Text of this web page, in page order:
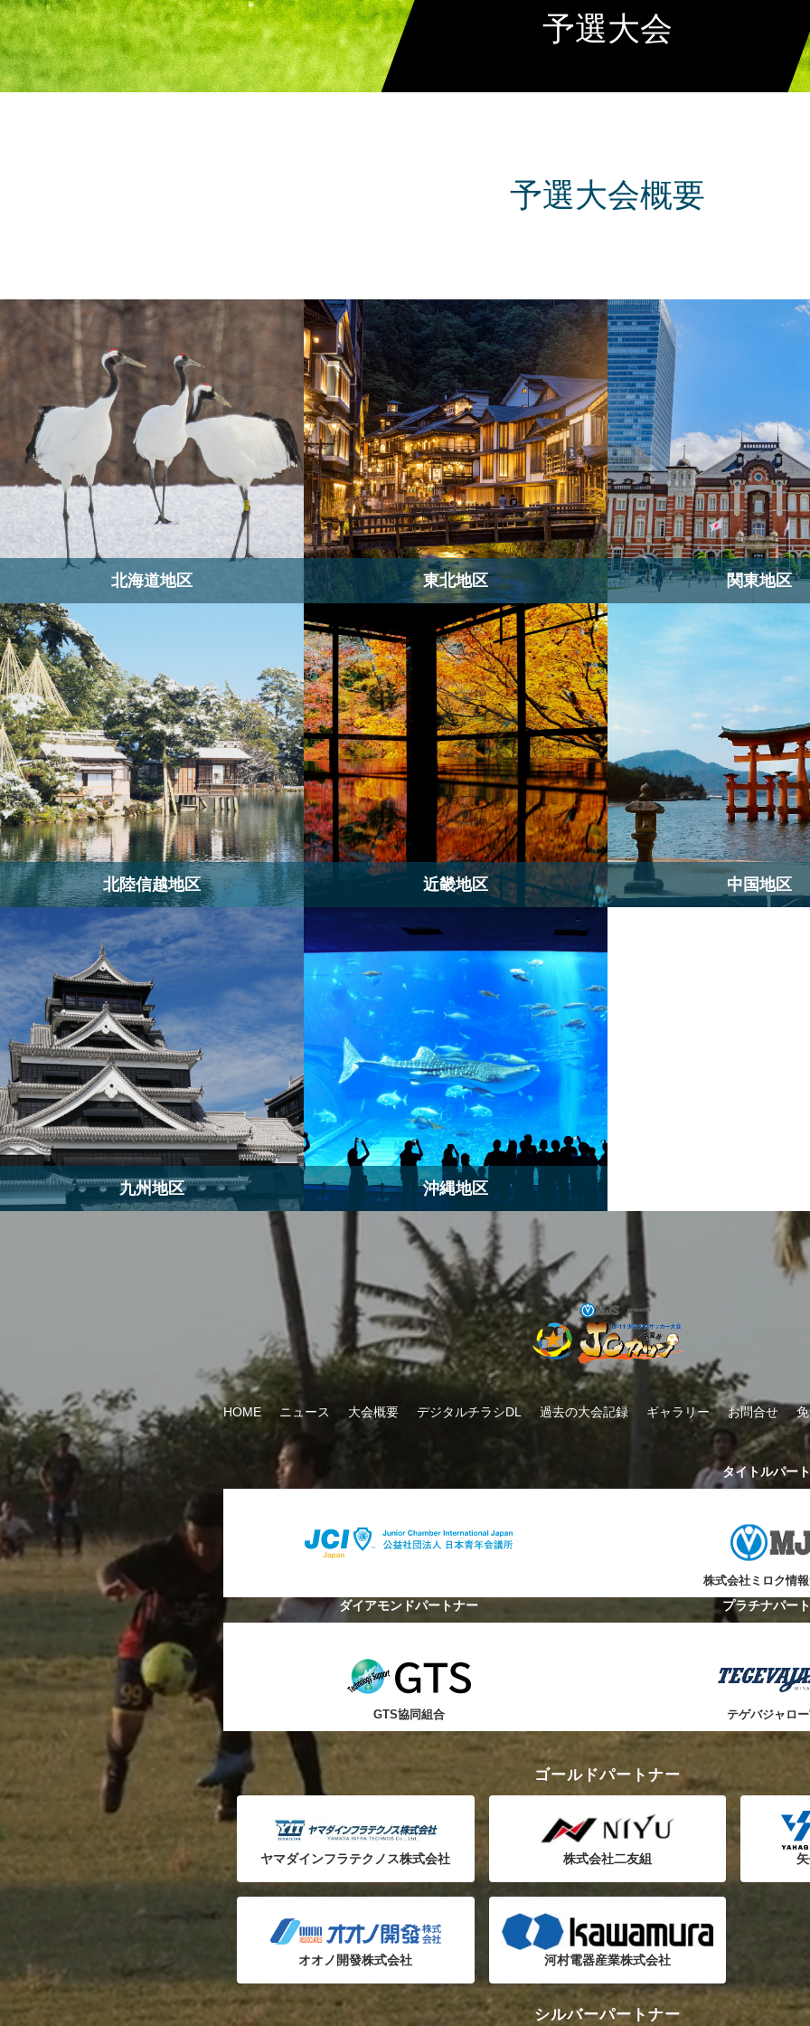
予選大会
予選大会概要
北海道地区 東北地区 関東地区
北陸信越地区 近畿地区 中国地区
九州地区 沖縄地区
HOME ニュース 大会概要 デジタルチラシDL 過去の大会記録 ギャラリー お問合せ
タイトルパー
株式会社ミロク情
ダイアモンドパートナー
GTS協同組合
プラチナパー
テゲバジャロ
ゴールドパートナー
ヤマダインフラテクノス株式会社 株式会社二友組
オオノ開發株式会社 河村電器産業株式会社
シルバーパートナー